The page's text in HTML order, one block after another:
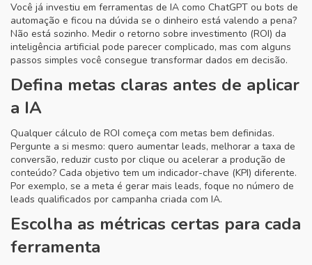
Você já investiu em ferramentas de IA como ChatGPT ou bots de
automação e ficou na dúvida se o dinheiro está valendo a pena?
Não está sozinho. Medir o retorno sobre investimento (ROI) da
inteligência artificial pode parecer complicado, mas com alguns
passos simples você consegue transformar dados em decisão.
Defina metas claras antes de aplicar
a IA
Qualquer cálculo de ROI começa com metas bem definidas.
Pergunte a si mesmo: quero aumentar leads, melhorar a taxa de
conversão, reduzir custo por clique ou acelerar a produção de
conteúdo? Cada objetivo tem um indicador-chave (KPI) diferente.
Por exemplo, se a meta é gerar mais leads, foque no número de
leads qualificados por campanha criada com IA.
Escolha as métricas certas para cada
ferramenta